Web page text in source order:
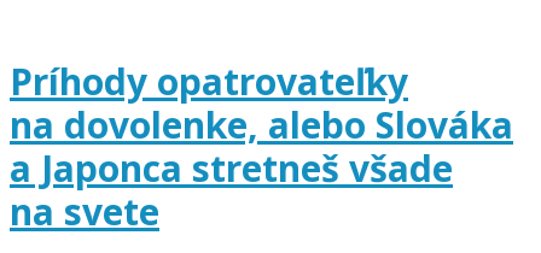
Príhody opatrovateľky
na dovolenke, alebo Slováka
a Japonca stretneš všade
na svete